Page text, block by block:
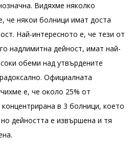
Видяхме няколко
че някои болници имат доста
Най-интересното е, че тези от
надлимитна дейност, имат най-
обеми над утвърдените
Официалната
е, че около 25% от
в 3 болници, което
дейността е извършена и тя